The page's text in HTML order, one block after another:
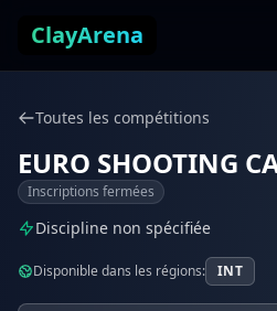
ClayArena
Toutes les compétitions
EURO SHOOTING
Inscriptions fermées
Discipline non spécifiée
Disponible dans les régions: INT